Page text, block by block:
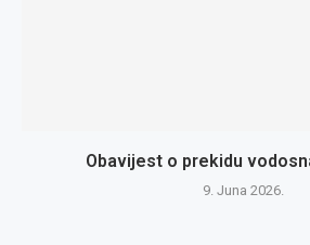
Obavijest o prekidu
9. Juna 2026.